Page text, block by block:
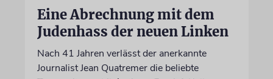
Eine Abrechnung mit dem
Judenhass der neuen Linken
Nach 41 Jahren verlässt der anerkannte
Journalist Jean Quatremer die beliebte